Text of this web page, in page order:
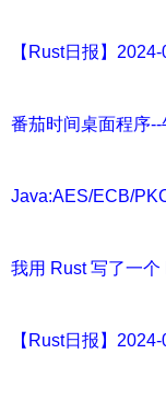
【Rust日报】
番茄时间桌面程序--
Java:AES/ECB/
我用 Rust 写了一个
【Rust日报】